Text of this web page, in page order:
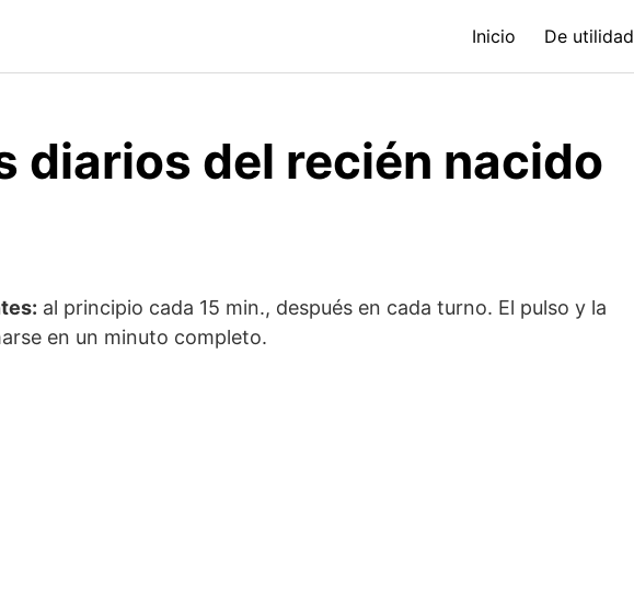
Inicio De utilidad
diarios del recién nacido
al principio cada 15 min., después en cada turno. El pulso y la
en un minuto completo.